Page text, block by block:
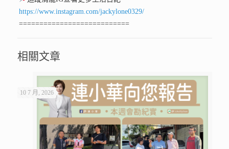
https://www.instagram.com/jackylone0329/
===========================
相關文章
10 7 月, 2026